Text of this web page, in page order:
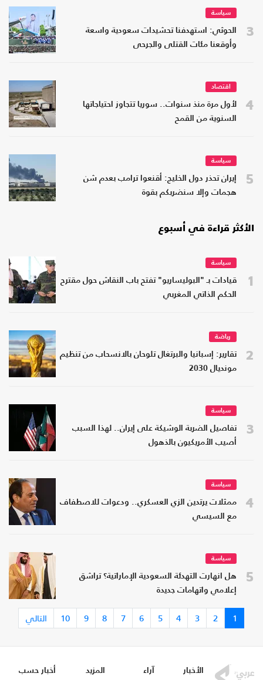
3
سياسة
الحوثي: استهدفنا تحشيدات سعودية واسعة
وأوقعنا مئات القتلى والجرحى
4
اقتصاد
لأول مرة منذ سنوات.. سوريا تتجاوز احتياجاتها
السنوية من القمح
5
سياسة
إيران تحذر دول الخليج: أقنعوا ترامب بعدم شن
هجمات وإلا سنضربكم بقوة
الأكثر قراءة في أسبوع
1
سياسة
قيادات بـ "البوليساريو" تفتح باب النقاش حول مقترح
الحكم الذاتي المغربي
2
رياضة
تقارير: إسبانيا والبرتغال تلوحان بالانسحاب من تنظيم
مونديال 2030
3
سياسة
تفاصيل الضربة الوشيكة على إيران.. لهذا السبب
أصيب الأمريكيون بالذهول
4
سياسة
ممثلات يرتدين الزي العسكري.. ودعوات للاصطفاف
مع السيسي
5
سياسة
هل انهارت التهدئة السعودية الإماراتية؟ تراشق
إعلامي واتهامات جديدة
1
2
3
4
5
6
7
8
9
10 التالي
الأخبار آراء المزيد
أخبار حسب